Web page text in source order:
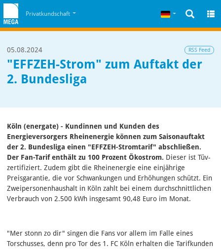
Zum Cookiehinweis
Privatkundschaft Deutsch
05.08.2024 RSS Feed
"EFFZEH-Strom" zum Auftakt der
2. Bundesliga
Köln (energate) - Kundinnen und Kunden des
Energieversorgers Rheinenergie können zum Saisonauftakt
der 2. Bundesliga einen "EFFZEH-Stromtarif" abschließen.
Der Fan-Tarif enthält zu 100 Prozent Ökostrom. Dieser ist Tüv-
zertifiziert. Zudem gibt die Rheinenergie eine einjährige
Preisgarantie, die vor Schwankungen und Erhöhungen schützt. Ein
Zweipersonenhaushalt in Köln zahlt bei einem durchschnittlichen
Verbrauch von 2.500 kWh insgesamt 90,48 Euro im Monat.
"Mer stonn zo dir" singen die Fans vor allem im Falle eines
Torschusses, denn pro Tor des 1. FC Köln erhalten die Tarifkunden